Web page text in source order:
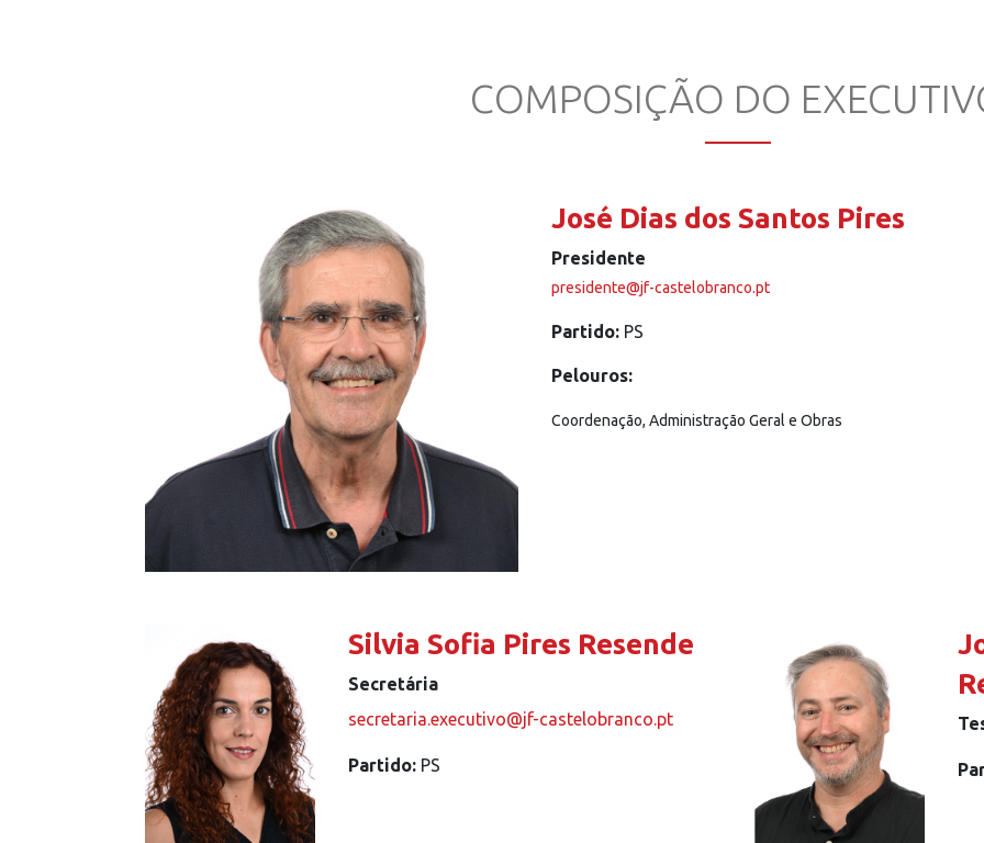
COMPOSIÇÃO DO
José Dias dos Santos Pires
Presidente
presidente@jf-castelobranco.pt
Partido: PS
Pelouros:
Coordenação, Administração Geral e Obras
Silvia Sofia Pires Resende
Secretária
secretaria.executivo@jf-castelobranco.pt
Partido: PS